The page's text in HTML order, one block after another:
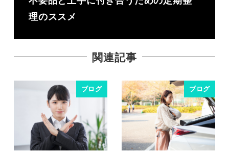
理のススメ
関連記事
ブログ ブログ